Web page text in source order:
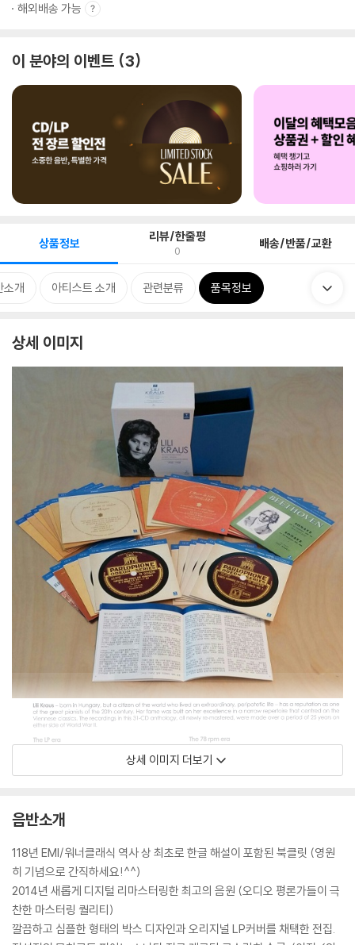
해외배송 가능
이 분야의 이벤트 3
상품정보 리뷰/한줄평
0 배송/반품/교환
소개 아티스트 소개 관련분류 품목정보
상세 이미지
상세 이미지 더보기
음반소개
118년 EMI/워너클래식 역사 상 최초로 한글 해설이 포함된 북클릿 (영원
히 기념으로 간직하세요!^^)
2014년 새롭게 디지털 리마스터링한 최고의 음원 (오디오 평론가들이 극
찬한 마스터링 퀄리티)
깔끔하고 심플한 형태의 박스 디자인과 오리지널 LP커버를 채택한 전집.